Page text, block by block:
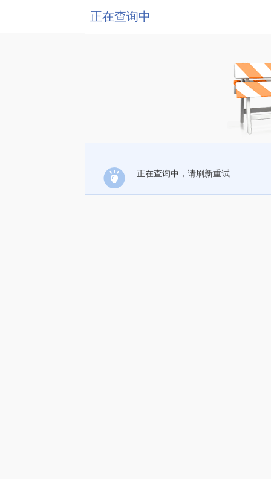
正在查询中
正在查询中，请刷新重试